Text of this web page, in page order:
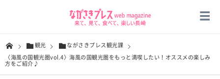
観光
ながさきプレス観光課
〈海風の国観光圏vol.4〉海風の国観光圏をもっと満喫したい！オススメの楽しみ
方をご紹介♪